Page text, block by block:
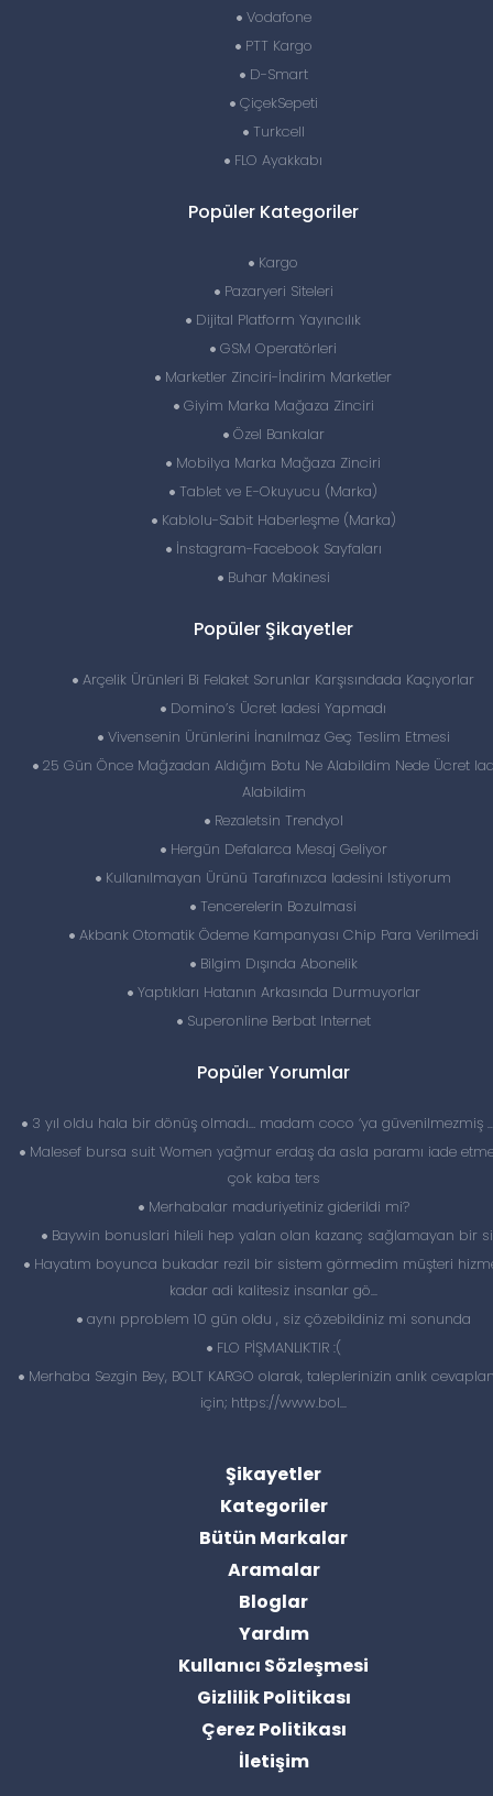
Vodafone
PTT Kargo
D-Smart
ÇiçekSepeti
Turkcell
FLO Ayakkabı
Popüler Kategoriler
Kargo
Pazaryeri Siteleri
Dijital Platform Yayıncılık
GSM Operatörleri
Marketler Zinciri-İndirim Marketler
Giyim Marka Mağaza Zinciri
Özel Bankalar
Mobilya Marka Mağaza Zinciri
Tablet ve E-Okuyucu (Marka)
Kablolu-Sabit Haberleşme (Marka)
İnstagram-Facebook Sayfaları
Buhar Makinesi
Popüler Şikayetler
Arçelik Ürünleri Bi Felaket Sorunlar Karşısındada Kaçıyorlar
Domino’s Ücret Iadesi Yapmadı
Vivensenin Ürünlerini İnanılmaz Geç Teslim Etmesi
25 Gün Önce Mağzadan Aldığım Botu Ne Alabildim Nede Ücret
Alabildim
Rezaletsin Trendyol
Hergün Defalarca Mesaj Geliyor
Kullanılmayan Ürünü Tarafınızca Iadesini Istiyorum
Tencerelerin Bozulmasi
Akbank Otomatik Ödeme Kampanyası Chip Para Verilmedi
Bilgim Dışında Abonelik
Yaptıkları Hatanın Arkasında Durmuyorlar
Superonline Berbat Internet
Popüler Yorumlar
3 yıl oldu hala bir dönüş olmadı… madam coco ‘ya güvenilmezmiş
Malesef bursa suit Women yağmur erdaş da asla paramı iade
çok kaba ters
Merhabalar maduriyetiniz giderildi mi?
Baywin bonuslari hileli hep yalan olan kazanç sağlamayan bir
Hayatım boyunca bukadar rezil bir sistem görmedim müşteri
kadar adi kalitesiz insanlar gö...
aynı pproblem 10 gün oldu , siz çözebildiniz mi sonunda
FLO PİŞMANLIKTIR :(
Merhaba Sezgin Bey, BOLT KARGO olarak, taleplerinizin anlık
için; https://www.bol...
Şikayetler
Kategoriler
Bütün Markalar
Aramalar
Bloglar
Yardım
Kullanıcı Sözleşmesi
Gizlilik Politikası
Çerez Politikası
İletişim